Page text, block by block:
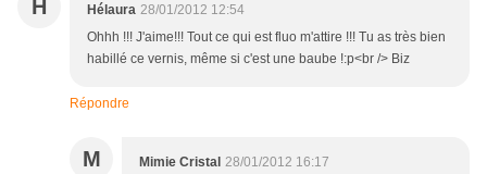
H Hélaura 28/01/2012 12:54
Ohhh !!! J'aime!!! Tout ce qui est fluo m'attire !!! Tu as très bien
habillé ce vernis, même si c'est une baube !:p<br /> Biz
Répondre
M Mimie Cristal 28/01/2012 16:17